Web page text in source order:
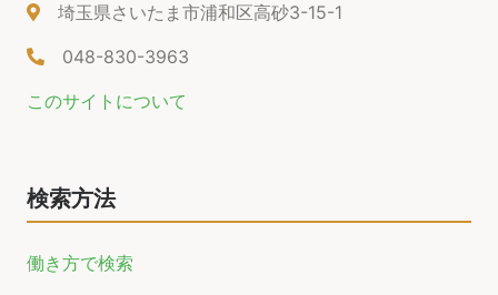
埼玉県さいたま市浦和区高砂3-15-1
048-830-3963
このサイトについて
検索方法
働き方で検索